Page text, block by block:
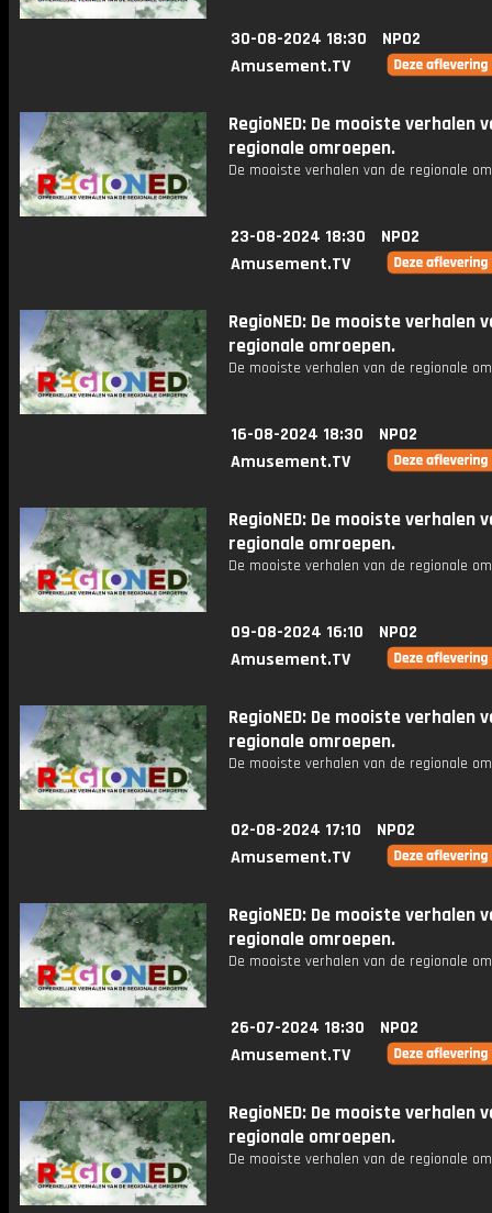
30-08-2024 18:30
NPO2
Amusement.TV
RegioNED: De mooiste verhalen
regionale omroepen.
De mooiste verhalen van de regionale
23-08-2024 18:30
NPO2
Amusement.TV
RegioNED: De mooiste verhalen
regionale omroepen.
De mooiste verhalen van de regionale
16-08-2024 18:30
NPO2
Amusement.TV
RegioNED: De mooiste verhalen
regionale omroepen.
De mooiste verhalen van de regionale
09-08-2024 16:10
NPO2
Amusement.TV
RegioNED: De mooiste verhalen
regionale omroepen.
De mooiste verhalen van de regionale
02-08-2024 17:10
NPO2
Amusement.TV
RegioNED: De mooiste verhalen
regionale omroepen.
De mooiste verhalen van de regionale
26-07-2024 18:30
NPO2
Amusement.TV
RegioNED: De mooiste verhalen
regionale omroepen.
De mooiste verhalen van de regionale